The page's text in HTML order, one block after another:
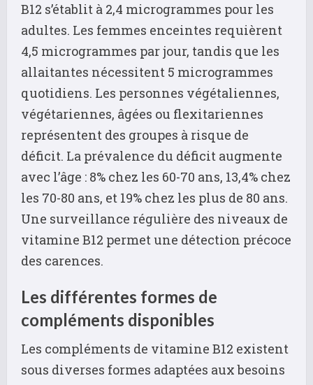
B12 s’établit à 2,4 microgrammes pour les
adultes. Les femmes enceintes requièrent
4,5 microgrammes par jour, tandis que les
allaitantes nécessitent 5 microgrammes
quotidiens. Les personnes végétaliennes,
végétariennes, âgées ou flexitariennes
représentent des groupes à risque de
déficit. La prévalence du déficit augmente
avec l’âge : 8% chez les 60-70 ans, 13,4% chez
les 70-80 ans, et 19% chez les plus de 80 ans.
Une surveillance régulière des niveaux de
vitamine B12 permet une détection précoce
des carences.
Les différentes formes de
compléments disponibles
Les compléments de vitamine B12 existent
sous diverses formes adaptées aux besoins